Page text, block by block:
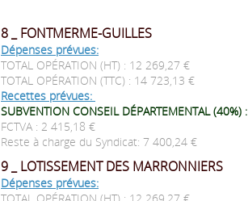
8 _ FONTMERME-GUILLES
Dépenses prévues:
TOTAL OPÉRATION (HT) : 12 269,27 €
TOTAL OPÉRATION (TTC) : 14 723,13 €
Recettes prévues:
SUBVENTION CONSEIL DÉPARTEMENTAL (40%) :
FCTVA : 2 415,18 €
Reste à charge du Syndicat: 7 400,24 €
9 _ LOTISSEMENT DES MARRONNIERS
Dépenses prévues: